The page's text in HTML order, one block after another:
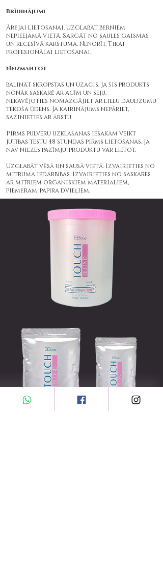
Brīdinājumi
Ārējai lietošanai. Uzglabāt bērniem
nepieejamā vietā. Sargāt no saules gaismas
un recesīvā karstuma. Nenorīt. Tikai
profesionālai lietošanai.
Neizmantot
balināt skropstas un uzacis. Ja šis produkts
nonāk saskarē ar acīm un seju.
nekavējoties nomazgājiet ar lielu daudzumu
tekoša ūdens. Ja kairinājums nepāriet,
sazinieties ar ārstu.
Pirms pulveru uzklāšanas iesakām veikt
jutības testu 48 stundas pirms lietošanas. ja
nav niezes pazīmju, produktu var lietot.
Uzglabāt vēsā un sausā vietā. Izvairieties no
mitruma iedarbības. Izvairieties no saskares
ar mitriem organiskiem materiāliem,
piemēram, papīra dvieļiem.